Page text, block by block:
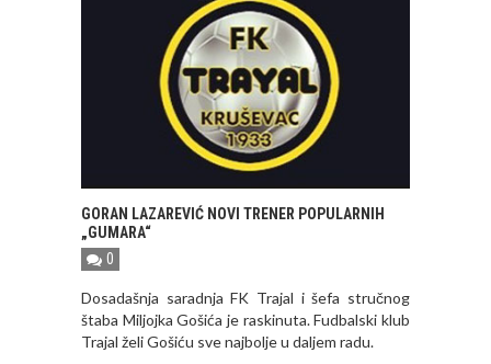
GORAN LAZAREVIĆ NOVI TRENER POPULARNIH
„GUMARA“
0
Dosadašnja saradnja FK Trajal i šefa stručnog
štaba Miljojka Gošića je raskinuta. Fudbalski klub
Trajal želi Gošiću sve najbolje u daljem radu.